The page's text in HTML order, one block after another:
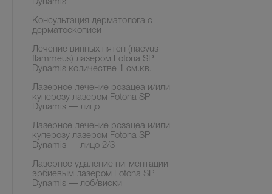
Dynamis
Консультация дерматолога с
дерматоскопией
Лечение винных пятен (naevus
flammeus) лазером Fotona SP
Dynamis количестве 1 см.кв.
Лазерное лечение розацеа и/или
куперозу лазером Fotona SP
Dynamis — лицо
Лазерное лечение розацеа и/или
куперозу лазером Fotona SP
Dynamis — лицо 2/3
Лазерное удаление пигментации
эрбиевым лазером Fotona SP
Dynamis — лоб/виски